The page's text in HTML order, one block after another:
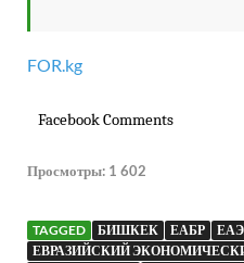
FOR.kg
Facebook Comments
Просмотры: 1 602
TAGGED БИШКЕК ЕАБР
ЕВРАЗИЙСКИЙ